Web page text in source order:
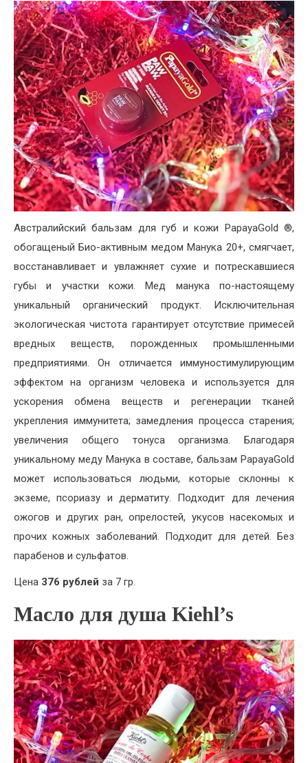
Австралийский бальзам для губ и кожи PapayaGold ®,
обогащеный Био-активным медом Манука 20+, смягчает,
восстанавливает и увлажняет сухие и потрескавшиеся
губы и участки кожи. Мед манука по-настоящему
уникальный органический продукт. Исключительная
экологическая чистота гарантирует отсутствие примесей
вредных веществ, порожденных промышленными
предприятиями. Он отличается иммуностимулирующим
эффектом на организм человека и используется для
ускорения обмена веществ и регенерации тканей
укрепления иммунитета; замедления процесса старения;
увеличения общего тонуса организма. Благодаря
уникальному меду Манука в составе, бальзам PapayaGold
может использоваться людьми, которые склонны к
экземе, псориазу и дерматиту. Подходит для лечения
ожогов и других ран, опрелостей, укусов насекомых и
прочих кожных заболеваний. Подходит для детей. Без
парабенов и сульфатов.
Цена 376 рублей за 7 гр.
Масло для душа Kiehl’s